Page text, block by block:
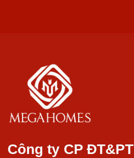
Công ty CP ĐT&PT